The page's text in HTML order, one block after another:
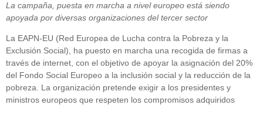
La campaña, puesta en marcha a nivel europeo está siendo
apoyada por diversas organizaciones del tercer sector
La EAPN-EU (Red Europea de Lucha contra la Pobreza y la
Exclusión Social), ha puesto en marcha una recogida de firmas a
través de internet, con el objetivo de apoyar la asignación del 20%
del Fondo Social Europeo a la inclusión social y la reducción de la
pobreza. La organización pretende exigir a los presidentes y
ministros europeos que respeten los compromisos adquiridos